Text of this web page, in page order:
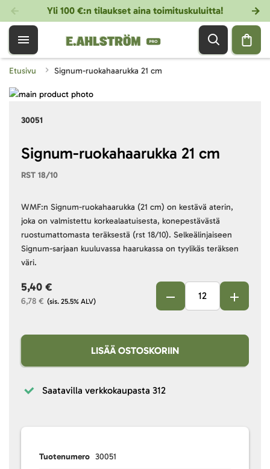
Yli 100 €:n tilaukset aina toimituskuluitta!
Etusivu Signum-ruokahaarukka 21 cm
30051
Signum-ruokahaarukka 21 cm
RST 18/10
WMF:n Signum-ruokahaarukka (21 cm) on kestävä aterin,
joka on valmistettu korkealaatuisesta, konepestävästä
ruostumattomasta teräksestä (rst 18/10). Selkeälinjaiseen
Signum-sarjaan kuuluvassa haarukassa on tyylikäs teräksen
väri.
(sis. 25.5% ALV)
6,78 €
5,40 €
LISÄÄ OSTOSKORIIN
Saatavilla verkkokaupasta 312
Tuotenumero 30051
Skip
images
beginning
gallery